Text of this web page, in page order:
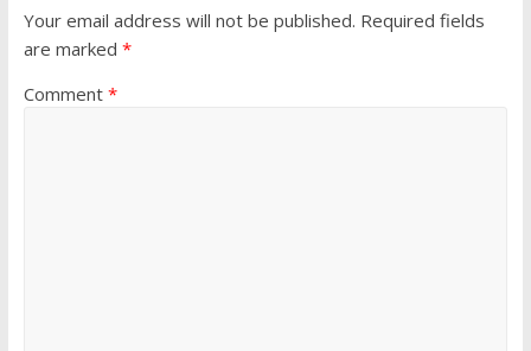
Your email address will not be published. Required fields
are marked *
Comment *